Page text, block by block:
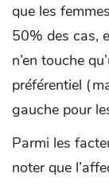
que les
50% des cas,
n’en touche
préférentiel
gauche pour
Parmi les
noter que